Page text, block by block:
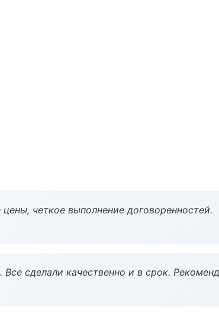
четкое выполнение договоренностей.
сделали качественно и в срок.